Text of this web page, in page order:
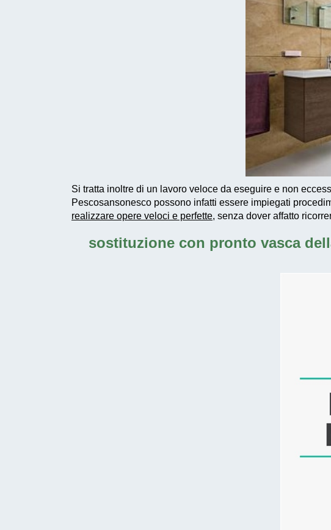
Si tratta inoltre di un lavoro veloce da eseguire e non
Pescosansonesco possono infatti essere impiegati
realizzare opere veloci e perfette, senza dover affatto
sostituzione con pronto vasca